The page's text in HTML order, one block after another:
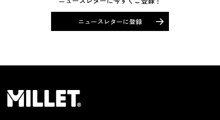
ニュースレターに登録